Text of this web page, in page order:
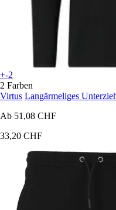
+-2
2 Farben
Virtus Langärmeliges
Ab 51,08 CHF
33,20 CHF